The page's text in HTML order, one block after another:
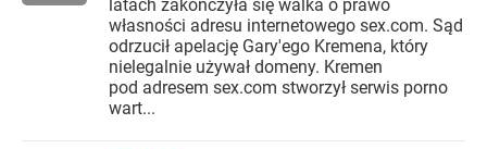
latach zakończyła się walka o prawo
własności adresu internetowego sex.com. Sąd
odrzucił apelację Gary'ego Kremena, który
nielegalnie używał domeny. Kremen
pod adresem sex.com stworzył serwis porno
wart...